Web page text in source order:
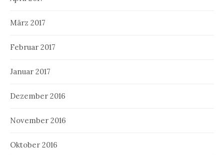
März 2017
Februar 2017
Januar 2017
Dezember 2016
November 2016
Oktober 2016